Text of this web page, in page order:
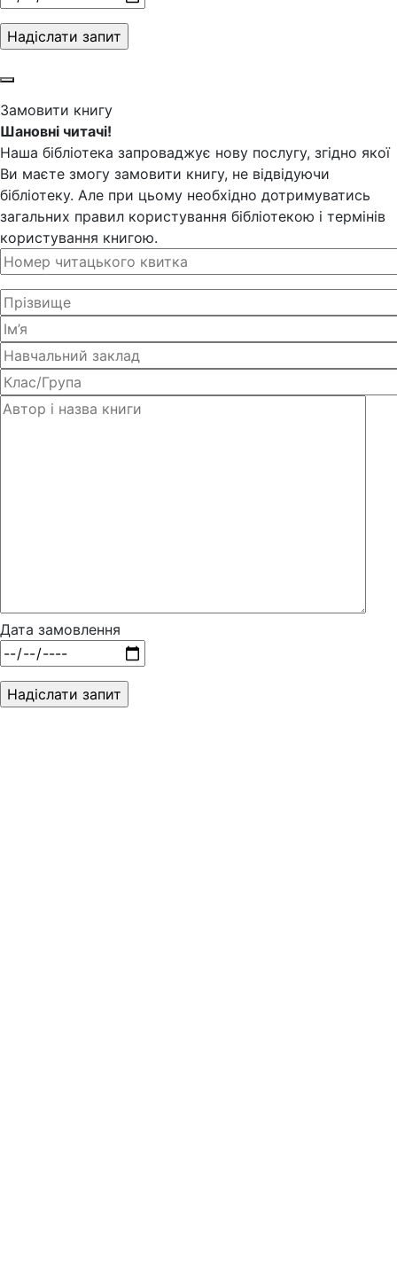
Замовити книгу
Шановні читачі!
Наша бібліотека запроваджує нову послугу, згідно якої
Ви маєте змогу замовити книгу, не відвідуючи
бібліотеку. Але при цьому необхідно дотримуватись
загальних правил користування бібліотекою і термінів
користування книгою.
Дата замовлення